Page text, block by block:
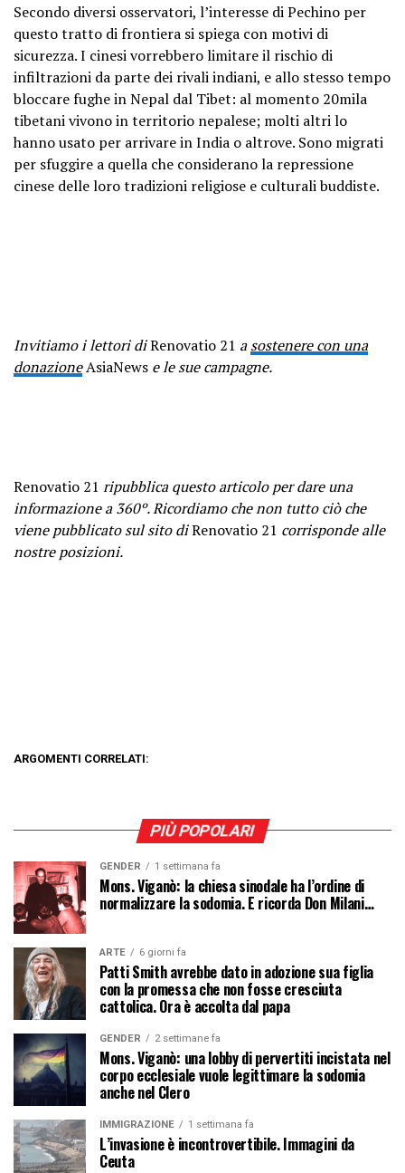
Secondo diversi osservatori, l’interesse di Pechino per
questo tratto di frontiera si spiega con motivi di
sicurezza. I cinesi vorrebbero limitare il rischio di
infiltrazioni da parte dei rivali indiani, e allo stesso tempo
bloccare fughe in Nepal dal Tibet: al momento 20mila
tibetani vivono in territorio nepalese; molti altri lo
hanno usato per arrivare in India o altrove. Sono migrati
per sfuggire a quella che considerano la repressione
cinese delle loro tradizioni religiose e culturali buddiste.
Invitiamo i lettori diRenovatio 21 asostenere con una
donazioneAsiaNews e le sue campagne.
Renovatio 21 ripubblica questo articolo per dare una
informazione a 360º. Ricordiamo che non tutto ciò che
viene pubblicato sul sito diRenovatio 21 corrisponde alle
nostre posizioni.
ARGOMENTI CORRELATI:
PIÙ POPOLARI
GENDER 1 settimana fa
Mons. Viganò: la chiesa sinodale ha l’ordine di
normalizzare la sodomia. E ricorda Don Milani…
ARTE 6 giorni fa
Patti Smith avrebbe dato in adozione sua figlia
con la promessa che non fosse cresciuta
cattolica. Ora è accolta dal papa
GENDER 2 settimane fa
Mons. Viganò: una lobby di pervertiti incistata nel
corpo ecclesiale vuole legittimare la sodomia
anche nel Clero
IMMIGRAZIONE 1 settimana fa
L’invasione è incontrovertibile. Immagini da
Ceuta